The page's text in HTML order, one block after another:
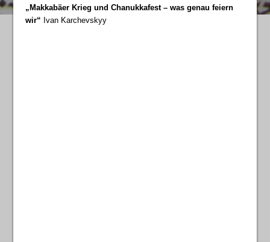
„Makkabäer Krieg und Chanukkafest – was genau feiern
wir“ Ivan Karchevskyy